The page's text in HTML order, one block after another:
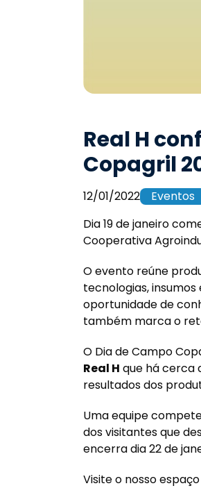
Real H
Copagril
12/01/2022
Eventos
Dia 19 de janeiro
Cooperativa
O evento reúne
tecnologias,
oportunidade de
também marca o
O Dia de Campo
Real H que há cerca
resultados dos
Uma equipe
dos visitantes que
encerra dia 22 de
Visite o nosso